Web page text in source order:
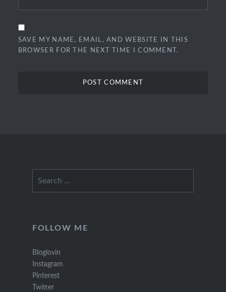
SAVE MY NAME, EMAIL, AND WEBSITE IN THIS
BROWSER FOR THE NEXT TIME I COMMENT.
FOLLOW ME
Bloglovin
Instagram
Pinterest
Twitter